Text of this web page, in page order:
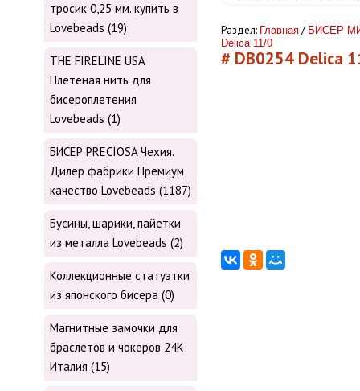
тросик 0,25 мм. купить в
Lovebeads (19)
THE FIRELINE USA
Плетеная нить для
бисероплетения
Lovebeads (1)
БИСЕР PRECIOSA Чехия.
Дилер фабрики Премиум
качество Lovebeads (1187)
Бусины, шарики, пайетки
из металла Lovebeads (2)
Коллекционные статуэтки
из японского бисера (0)
Магнитные замочки для
браслетов и чокеров 24К
Италия (15)
Раздел: Главная / БИСЕР
Delica 11/0
# DB0254 Delica